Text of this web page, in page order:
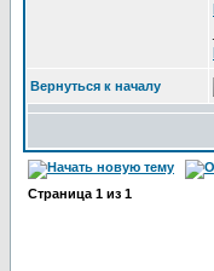
Вернуться к началу
Страница 1 из 1